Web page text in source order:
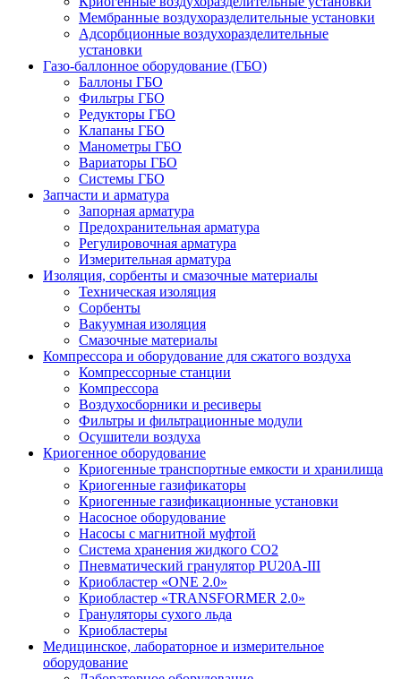
Мембранные воздухоразделительные установки
Адсорбционные воздухоразделительные
установки
Газо-баллонное оборудование (ГБО)
Баллоны ГБО
Фильтры ГБО
Редукторы ГБО
Клапаны ГБО
Манометры ГБО
Вариаторы ГБО
Системы ГБО
Запчасти и арматура
Запорная арматура
Предохранительная арматура
Регулировочная арматура
Измерительная арматура
Изоляция, сорбенты и смазочные материалы
Техническая изоляция
Сорбенты
Вакуумная изоляция
Смазочные материалы
Компрессора и оборудование для сжатого воздуха
Компрессорные станции
Компрессора
Воздухосборники и ресиверы
Фильтры и фильтрационные модули
Осушители воздуха
Криогенное оборудование
Криогенные транспортные емкости и хранилища
Криогенные газификаторы
Криогенные газификационные установки
Насосное оборудование
Насосы с магнитной муфтой
Система хранения жидкого CO2
Пневматический гранулятор PU20A-III
Криобластер «ONE 2.0»
Криобластер «TRANSFORMER 2.0»
Грануляторы сухого льда
Криобластеры
Медицинское, лабораторное и измерительное
оборудование